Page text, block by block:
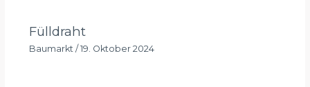
Fülldraht
Baumarkt/ 19. Oktober 2024